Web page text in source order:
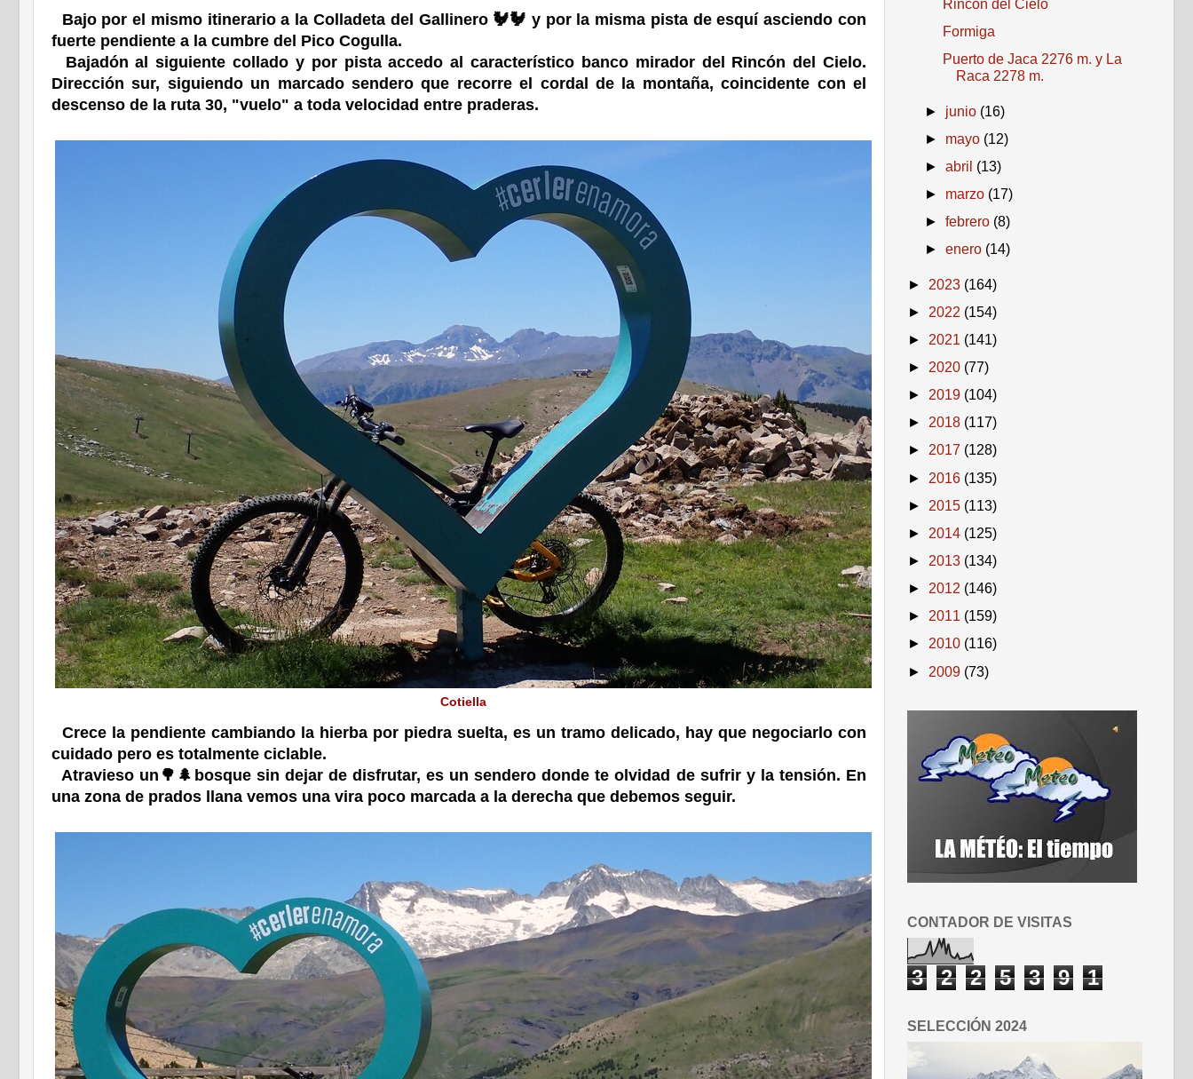
Bajo por el mismo itinerario a la Colladeta del Gallinero 🐓🐓 y por la misma pista de esquí asciendo con
fuerte pendiente a la cumbre del Pico Cogulla.
Bajadón al siguiente collado y por pista accedo al característico banco mirador del Rincón del Cielo.
Dirección sur, siguiendo un marcado sendero que recorre el cordal de la montaña, coincidente con el
descenso de la ruta 30, "vuelo" a toda velocidad entre praderas.
Cotiella
Crece la pendiente cambiando la hierba por piedra suelta, es un tramo delicado, hay que negociarlo con
cuidado pero es totalmente ciclable.
Atravieso un🌳🌲bosque sin dejar de disfrutar, es un sendero donde te olvidad de sufrir y la tensión. En
una zona de prados llana vemos una vira poco marcada a la derecha que debemos seguir.
Rincón del Cielo
Formiga
Puerto de Jaca 2276 m. y La
Raca 2278 m.
► junio (16)
► mayo (12)
►abril (13)
► marzo (17)
►febrero (8)
►enero (14)
► 2023 (164)
► 2022 (154)
► 2021 (141)
► 2020 (77)
► 2019 (104)
► 2018 (117)
► 2017 (128)
► 2016 (135)
► 2015 (113)
► 2014 (125)
► 2013 (134)
► 2012 (146)
► 2011 (159)
► 2010 (116)
► 2009 (73)
CONTADOR DE VISITAS
3 2 2 5 3 9 1
SELECCIÓN 2024